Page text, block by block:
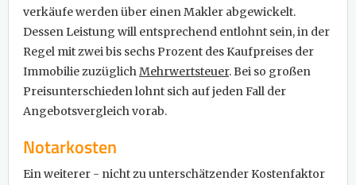
verkäufe werden über einen Makler abgewickelt.
Dessen Leistung will entsprechend entlohnt sein, in der
Regel mit zwei bis sechs Prozent des Kaufpreises der
Immobilie zuzüglichMehrwertsteuer. Bei so großen
Preisunterschieden lohnt sich auf jeden Fall der
Angebotsvergleich vorab.
Notarkosten
Ein weiterer - nicht zu unterschätzender Kostenfaktor